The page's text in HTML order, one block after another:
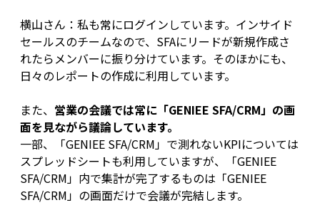
横山さん：私も常にログインしています。インサイド
セールスのチームなので、SFAにリードが新規作成さ
れたらメンバーに振り分けています。そのほかにも、
日々のレポートの作成に利用しています。
また、 営業の会議では常に「GENIEE SFA/CRM」の画
面を見ながら議論しています。
一部、「GENIEE SFA/CRM」で測れないKPIについては
スプレッドシートも利用していますが、「GENIEE
SFA/CRM」内で集計が完了するものは「GENIEE
SFA/CRM」の画面だけで会議が完結します。